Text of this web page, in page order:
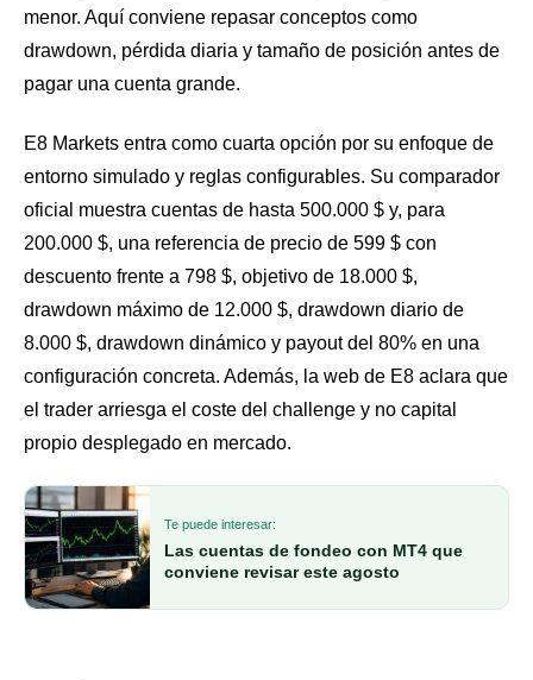
menor. Aquí conviene repasar conceptos como
drawdown, pérdida diaria y tamaño de posición antes de
pagar una cuenta grande.
E8 Markets entra como cuarta opción por su enfoque de
entorno simulado y reglas configurables. Su comparador
oficial muestra cuentas de hasta 500.000 $ y, para
200.000 $, una referencia de precio de 599 $ con
descuento frente a 798 $, objetivo de 18.000 $,
drawdown máximo de 12.000 $, drawdown diario de
8.000 $, drawdown dinámico y payout del 80% en una
configuración concreta. Además, la web de E8 aclara que
el trader arriesga el coste del challenge y no capital
propio desplegado en mercado.
Te puede interesar:
Las cuentas de fondeo con MT4 que
conviene revisar este agosto